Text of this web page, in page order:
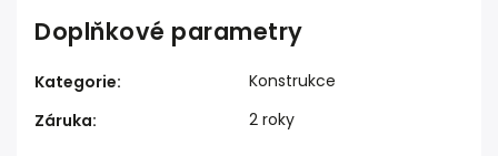
Doplňkové parametry
Kategorie:
Konstrukce
Záruka: 2 roky